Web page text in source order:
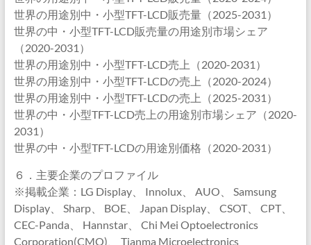
世界の用途別中・小型TFT-LCD販売量（2025-2031）
世界の中・小型TFT-LCD販売量の用途別市場シェア
（2020-2031）
世界の用途別中・小型TFT-LCD売上（2020-2031）
世界の用途別中・小型TFT-LCDの売上（2020-2024）
世界の用途別中・小型TFT-LCDの売上（2025-2031）
世界の中・小型TFT-LCD売上の用途別市場シェア（2020-
2031）
世界の中・小型TFT-LCDの用途別価格（2020-2031）
６．主要企業のプロファイル
※掲載企業：LG Display、 Innolux、 AUO、 Samsung
Display、 Sharp、 BOE、 Japan Display、 CSOT、 CPT、
CEC-Panda、 Hannstar、 Chi Mei Optoelectronics
Corporation(CMO)、 Tianma Microelectronics